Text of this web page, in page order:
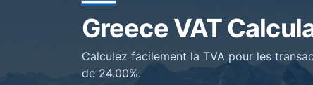
Greece VAT
Calculez facilement la TVA pour les
de 24.00%.